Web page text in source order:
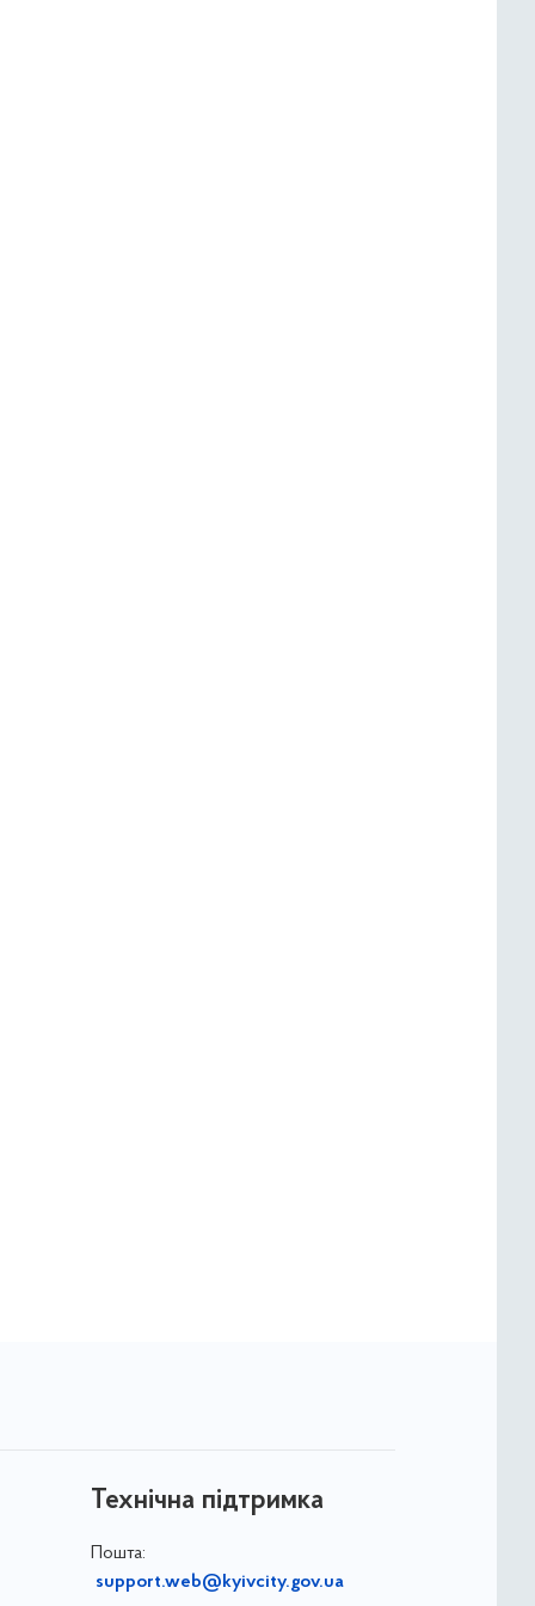
Технічна підтримка
Пошта:
support.web@kyivcity.gov.ua